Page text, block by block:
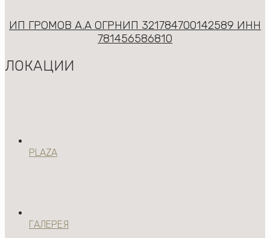
ИП ГРОМОВ А.А ОГРНИП 321784700142589 ИНН
781456586810
ЛОКАЦИИ
PLAZA
ГАЛЕРЕЯ